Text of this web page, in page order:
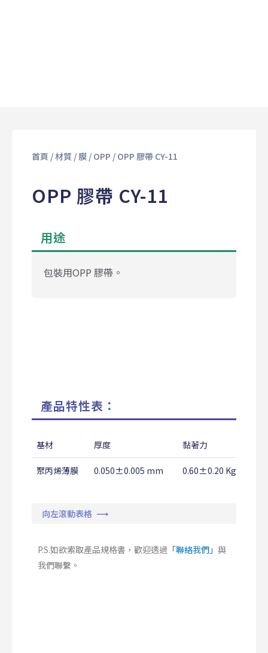
首頁 /材質/ 膜/ OPP / OPP 膠帶 CY-11
OPP 膠帶 CY-11
用途
包裝用OPP 膠帶。
產品特性表：
基材 厚度 黏著力
聚丙烯薄膜 0.050±0.005 mm 0.60±0.20 Kg/25mm
向左滾動表格 ⟶
P.S.如欲索取產品規格書，歡迎透過 「聯絡我們」 與
我們聯繫。